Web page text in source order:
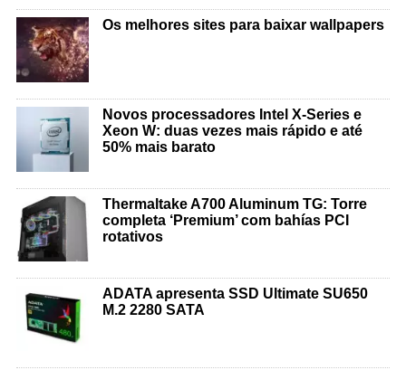
Os melhores sites para baixar wallpapers
Novos processadores Intel X-Series e
Xeon W: duas vezes mais rápido e até
50% mais barato
Thermaltake A700 Aluminum TG: Torre
completa ‘Premium’ com bahías PCI
rotativos
ADATA apresenta SSD Ultimate SU650
M.2 2280 SATA